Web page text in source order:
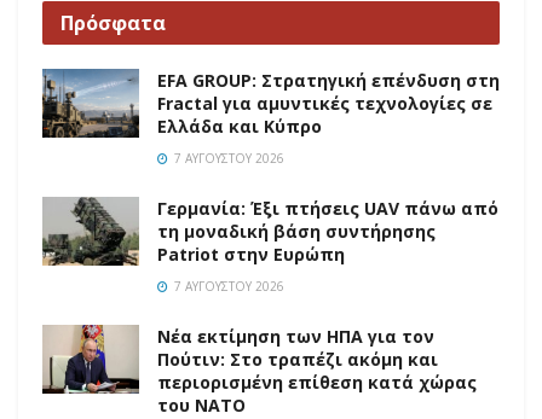
Πρόσφατα
EFA GROUP: Στρατηγική επένδυση στη
Fractal για αμυντικές τεχνολογίες σε
Ελλάδα και Κύπρο
7 ΑΥΓΟΎΣΤΟΥ 2026
Γερμανία: Έξι πτήσεις UAV πάνω από
τη μοναδική βάση συντήρησης
Patriot στην Ευρώπη
7 ΑΥΓΟΎΣΤΟΥ 2026
Νέα εκτίμηση των ΗΠΑ για τον
Πούτιν: Στο τραπέζι ακόμη και
περιορισμένη επίθεση κατά χώρας
του ΝΑΤΟ